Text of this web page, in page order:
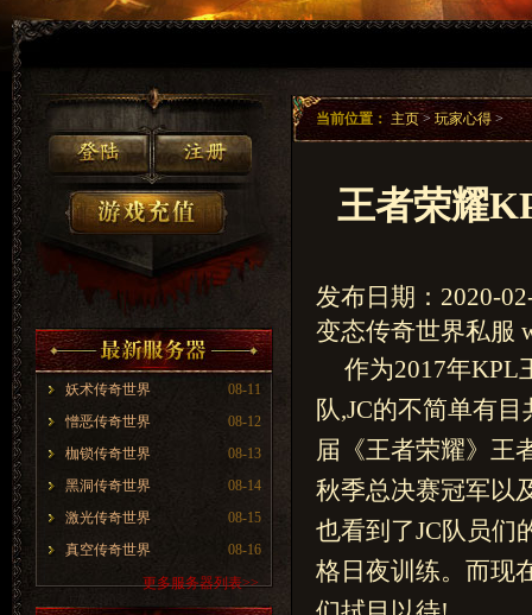
08-11
妖术传奇世界
08-12
憎恶传奇世界
08-13
枷锁传奇世界
08-14
黑洞传奇世界
08-15
激光传奇世界
08-16
真空传奇世界
更多服务器列表>>
当前位置： 主页>玩家心得 >
王者荣耀
发布日期：2020-
变态传奇世界私服
作为2017年KPL
队,JC的不简单有
届《王者荣耀》王
秋季总决赛冠军以
也看到了JC队员们
格日夜训练。而现